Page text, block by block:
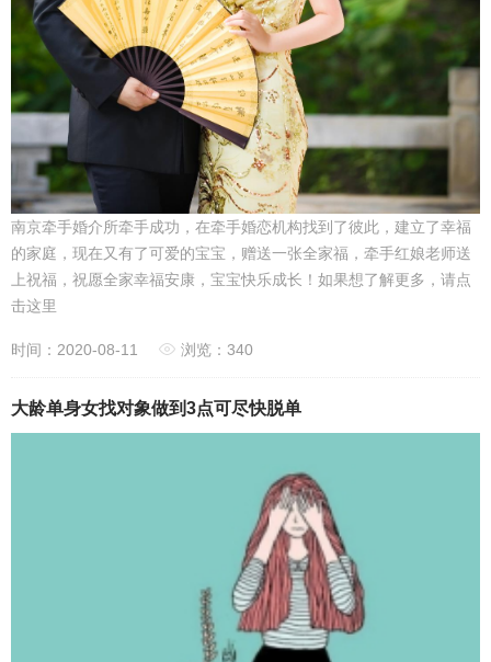
南京牵手婚介所牵手成功，在牵手婚恋机构找到了彼此，建立了幸福
的家庭，现在又有了可爱的宝宝，赠送一张全家福，牵手红娘老师送
上祝福，祝愿全家幸福安康，宝宝快乐成长！如果想了解更多，请点
击这里
时间：2020-08-11 浏览：340
大龄单身女找对象做到3点可尽快脱单